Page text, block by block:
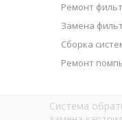
Ремонт
Замена
Сборка
Ремонт
Система